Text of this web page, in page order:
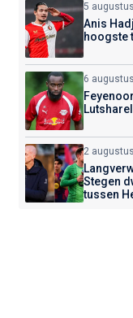
5 augustus
Anis
hoogste
6 augustus
2 augustus
Stegen
tussen